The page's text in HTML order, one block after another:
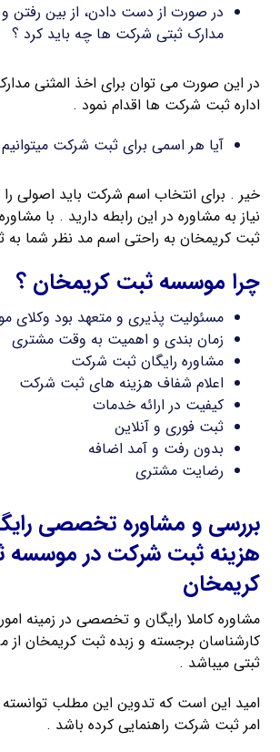
در صورت از دست دادن، از بین رفتن
مدارک ثبتی شرکت ها چه باید کرد ؟
در این صورت می توان برای اخذ المثنی
اداره ثبت شرکت ها اقدام نمود .
آیا هر اسمی برای ثبت شرکت
خیر . برای انتخاب اسم شرکت باید اصولی را
نیاز به مشاوره در این رابطه دارید . با
ثبت کریمخان به راحتی اسم مد نظر شما
چرا موسسه ثبت کریمخان ؟
مسئولیت پذیری و متعهد بود وکلای
زمان بندی و اهمیت به وقت مشتری
مشاوره رایگان ثبت شرکت
اعلام شفاف هزینه های ثبت شرکت
کیفیت در ارائه خدمات
ثبت فوری و آنلاین
بدون رفت و آمد اضافه
رضایت مشتری
بررسی و مشاوره تخصصی
هزینه ثبت شرکت در موسسه
کریمخان
مشاوره کاملا رایگان و تخصصی در زمینه
کارشناسان برجسته و زبده ثبت کریمخان از
ثبتی میباشد .
امید این است که تدوین این مطلب توانسته
امر ثبت شرکت راهنمایی کرده باشد .